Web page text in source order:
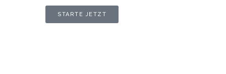
STARTE JETZT